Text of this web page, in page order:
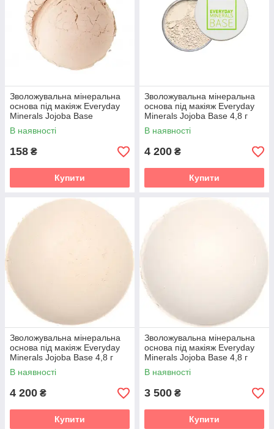
Зволожувальна мінеральна
основа під макіяж Everyday
Minerals Jojoba Base
(пробник)
В наявності
158 ₴
Купити
Зволожувальна мінеральна
основа під макіяж Everyday
Minerals Jojoba Base 4,8 г
В наявності
4 200 ₴
Купити
Зволожувальна мінеральна
основа під макіяж Everyday
Minerals Jojoba Base 4,8 г
В наявності
4 200 ₴
Купити
Зволожувальна мінеральна
основа під макіяж Everyday
Minerals Jojoba Base 4,8 г
В наявності
3 500 ₴
Купити